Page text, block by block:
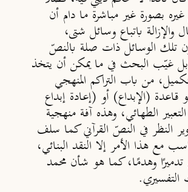
بصورة غير مباشرة ما دام أن
والإزالة باتباع وسائل شتى،
تلك الوسائل ذات صلة بالنصّ
غيّب البحث في ما يمكن أن يتخذ
من باب التراكم المنهجي
قاعدة (الإبداع) أو (إعادة إبداع
الطهائي، وهذه آفة منهجية
النظر في النصّ القرآني كما سلف
مع هذا الأمر إلا النقد البنائي،
تدميرًا وهدمًا، كما هو شأن محمد
التفسيري.